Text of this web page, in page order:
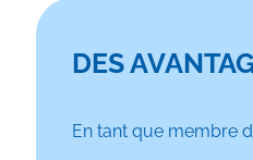
DES
En tant que membre